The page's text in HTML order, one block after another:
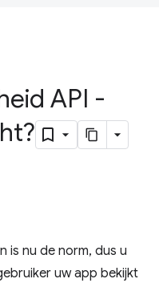
API -
is nu de norm, dus u
uw app bekijkt